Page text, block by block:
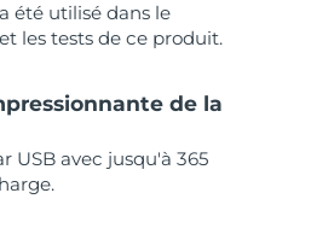
été utilisé dans le
les tests de ce produit.
de la
USB avec jusqu'à 365